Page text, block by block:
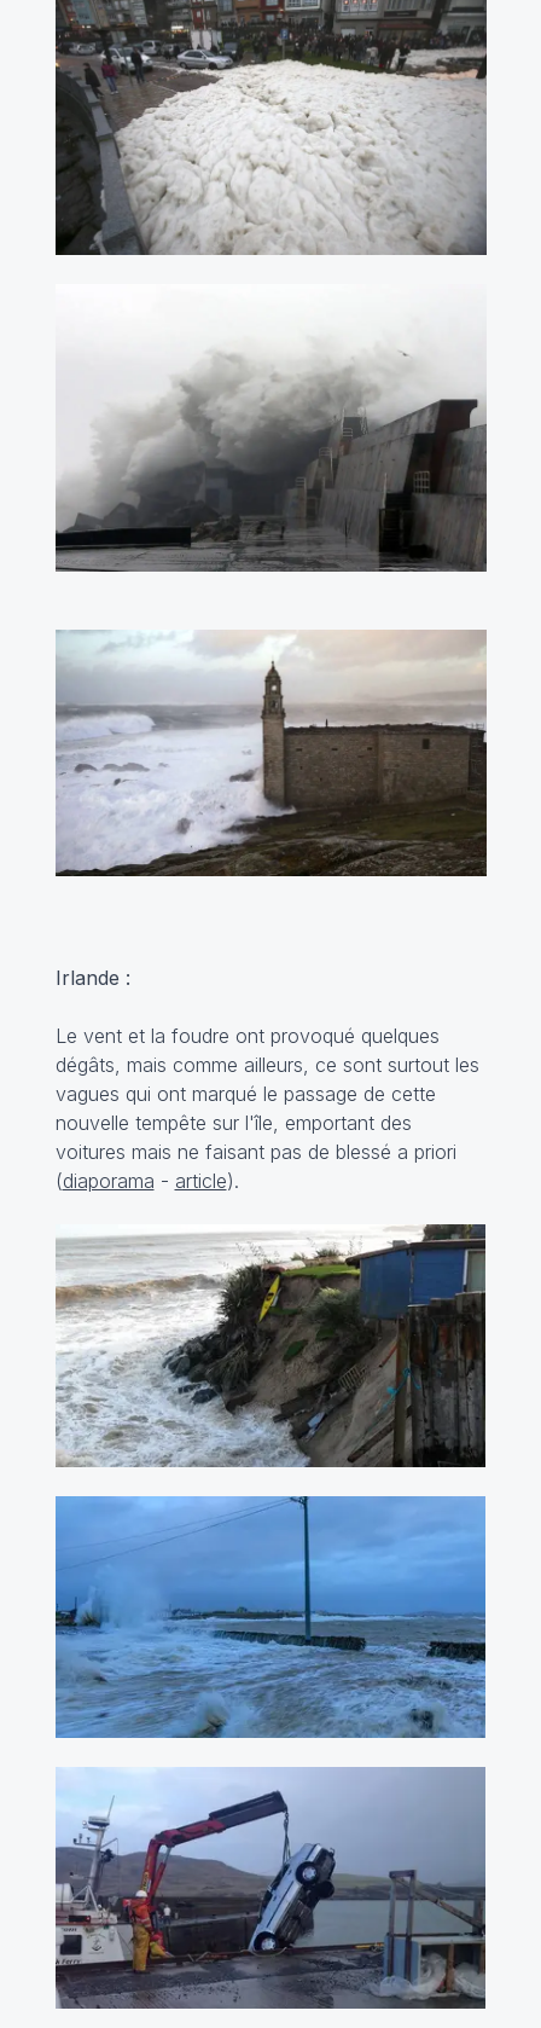
Irlande :
Le vent et la foudre ont provoqué quelques
dégâts, mais comme ailleurs, ce sont surtout les
vagues qui ont marqué le passage de cette
nouvelle tempête sur l'île, emportant des
voitures mais ne faisant pas de blessé a priori
(diaporama - article).